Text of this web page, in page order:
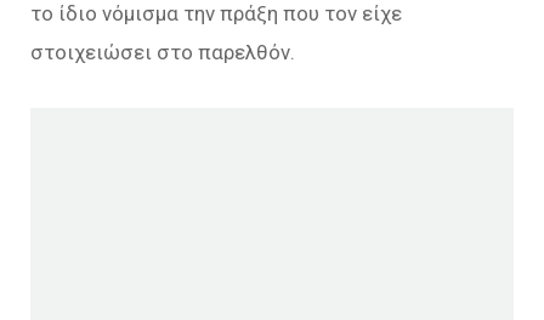
το ίδιο νόμισμα την πράξη που τον είχε
στοιχειώσει στο παρελθόν.